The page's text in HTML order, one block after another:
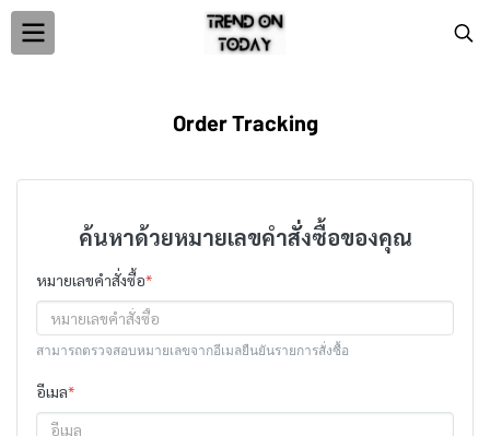
Order Tracking
ค้นหาด้วยหมายเลขคำสั่งซื้อของคุณ
หมายเลขคำสั่งซื้อ*
สามารถตรวจสอบหมายเลขจากอีเมลยืนยันรายการสั่งซื้อ
อีเมล*